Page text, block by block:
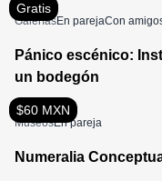
Gratis
GaleríasEn parejaCon
Pánico escénico:
un bodegón
$60 MXN
MuseosEn pareja
Numeralia